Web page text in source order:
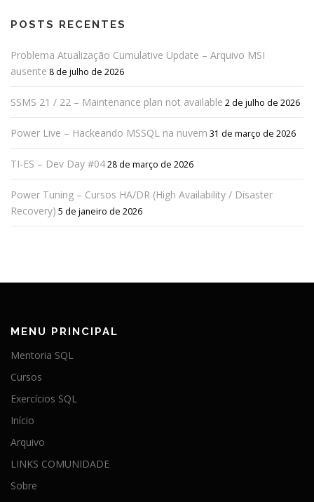
POSTS RECENTES
Problema Atualização Cumulative Update – Arquivo MSI
ausente 8 de julho de 2026
SSMS 21 / 22 – Maintenance plan not available 2 de julho de 2026
Power Live – Hackeando MSSQL na nuvem 31 de março de 2026
TI-ES – Dev Day #0428 de março de 2026
Power Tuning – Cursos HA/DR (High Availability / Disaster
Recovery) 5 de janeiro de 2026
MENU PRINCIPAL
Mentoria SQL
Cursos
Exercícios SQL
Início
Arquivo
LINKS COMUNIDADE
Sobre